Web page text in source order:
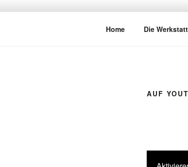
Bau dir dein eigenes
Home Die Werkstatt
AUF